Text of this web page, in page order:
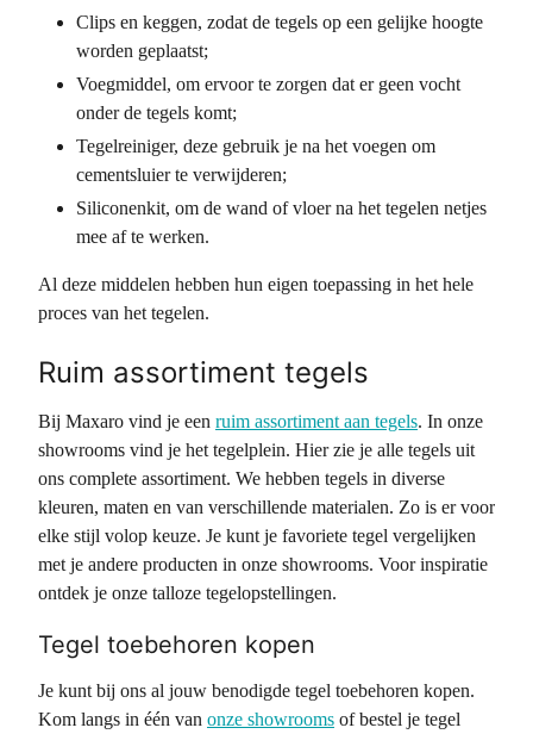
Clips en keggen, zodat de tegels op een gelijke hoogte
worden geplaatst;
Voegmiddel, om ervoor te zorgen dat er geen vocht
onder de tegels komt;
Tegelreiniger, deze gebruik je na het voegen om
cementsluier te verwijderen;
Siliconenkit, om de wand of vloer na het tegelen netjes
mee af te werken.
Al deze middelen hebben hun eigen toepassing in het hele
proces van het tegelen.
Ruim assortiment tegels
Bij Maxaro vind je een ruim assortiment aan tegels. In onze
showrooms vind je het tegelplein. Hier zie je alle tegels uit
ons complete assortiment. We hebben tegels in diverse
kleuren, maten en van verschillende materialen. Zo is er voor
elke stijl volop keuze. Je kunt je favoriete tegel vergelijken
met je andere producten in onze showrooms. Voor inspiratie
ontdek je onze talloze tegelopstellingen.
Tegel toebehoren kopen
Je kunt bij ons al jouw benodigde tegel toebehoren kopen.
Kom langs in één van onze showrooms of bestel je tegel